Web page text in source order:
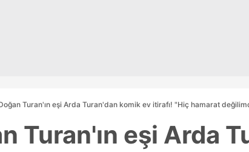
Turan'ın eşi Arda Turan'dan komik ev itirafı! "Hiç hamarat
Turan'ın eşi Arda